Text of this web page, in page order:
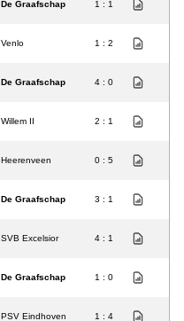
De Graafschap 1 : 1
Venlo 1 : 2
De Graafschap 4 : 0
Willem II 2 : 1
Heerenveen 0 : 5
De Graafschap 3 : 1
SVB Excelsior 4 : 1
De Graafschap 1 : 0
PSV Eindhoven 1 : 4